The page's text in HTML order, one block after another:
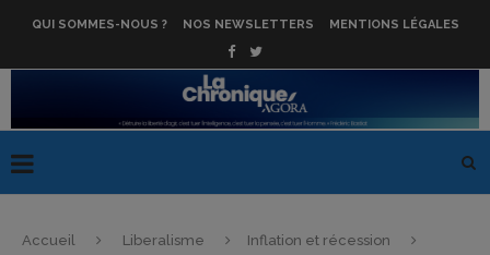
QUI SOMMES-NOUS ? NOS NEWSLETTERS MENTIONS LÉGALES
Accueil Liberalisme
Inflation et récession